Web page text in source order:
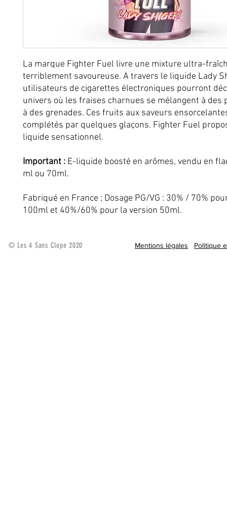
La marque Fighter Fuel livre une mixture ultra-
terriblement savoureuse. A travers le liquide Lady
utilisateurs de cigarettes électroniques pourront
univers où les fraises charnues se mélangent à des
à des grenades. Ces fruits aux saveurs
complétés par quelques glaçons. Fighter Fuel
liquide sensationnel.
Important : E-liquide boosté en arômes, vendu en
ml ou 70ml.
Fabriqué en France ; Dosage PG/VG : 30% / 70%
100ml et 40%/60% pour la version 50ml.
© Les 4 Sans Clope 2020 Mentions légales Politique